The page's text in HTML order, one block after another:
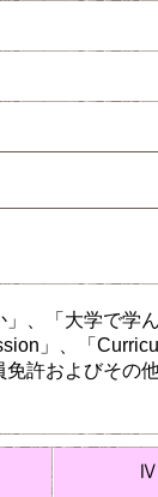
、「大学で学
」、「
許およびその
Ⅳ